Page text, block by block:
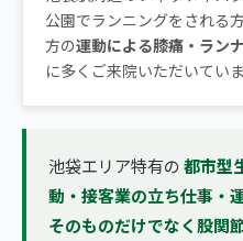
公園でランニングをされる
方の運動による膝痛・ラン
に多くご来院いただいていま
池袋エリア特有の 都市型
動・接客業の立ち仕事・
そのものだけでなく股関